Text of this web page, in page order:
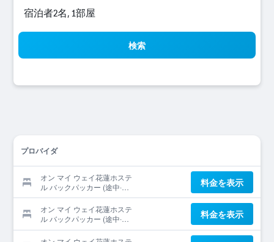
宿泊者2名, 1​部屋
検索
プロバイダ
オン マイ ウェイ花蓮ホステ
ル バックパッカー (途中‧花
蓮青年旅舍青年旅館)を提供
する予約サイト
料金を表示
オン マイ ウェイ花蓮ホステ
ル バックパッカー (途中‧花
蓮青年旅舍青年旅館)を提供
する予約サイト
料金を表示